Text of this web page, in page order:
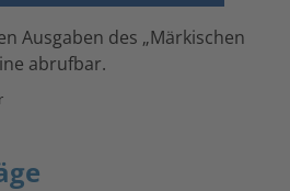
Ausgaben des „Märkischen
abrufbar.